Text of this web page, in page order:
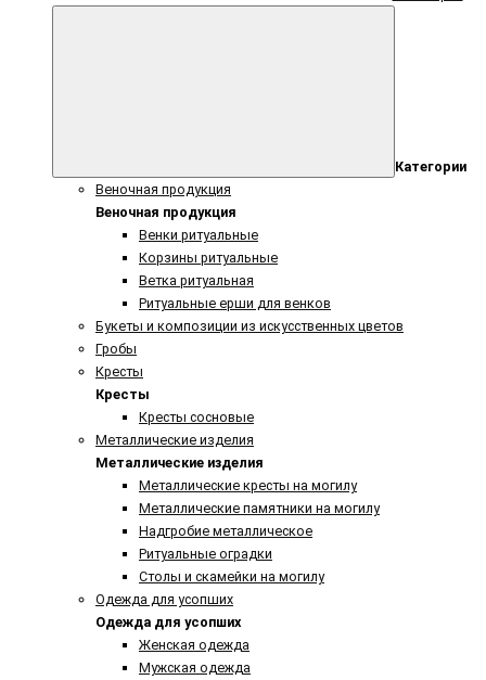
Категории
Веночная продукция
Веночная продукция
Венки ритуальные
Корзины ритуальные
Ветка ритуальная
Ритуальные ерши для венков
Букеты и композиции из искусственных цветов
Гробы
Кресты
Кресты
Кресты сосновые
Металлические изделия
Металлические изделия
Металлические кресты на могилу
Металлические памятники на могилу
Надгробие металлическое
Ритуальные оградки
Столы и скамейки на могилу
Одежда для усопших
Одежда для усопших
Женская одежда
Мужская одежда